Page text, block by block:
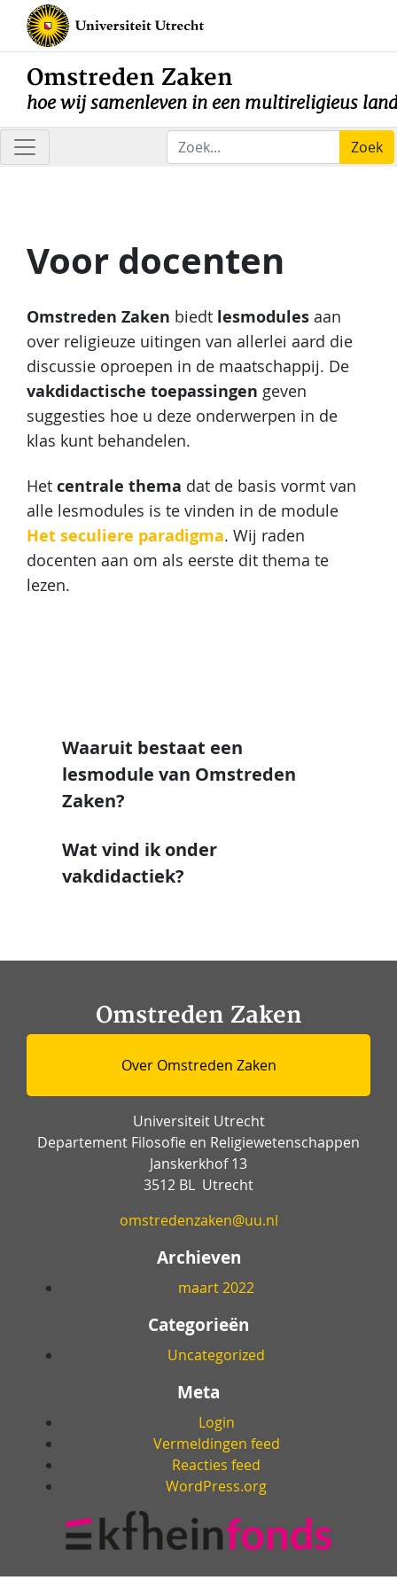
Omstreden Zaken
hoe wij samenleven in een multireligieus
Zoek
Voor docenten
Omstreden Zaken biedt lesmodules aan
over religieuze uitingen van allerlei aard die
discussie oproepen in de maatschappij. De
vakdidactische toepassingen geven
suggesties hoe u deze onderwerpen in de
klas kunt behandelen.
Het centrale thema dat de basis vormt van
alle lesmodules is te vinden in de module
Het seculiere paradigma. Wij raden
docenten aan om als eerste dit thema te
lezen.
Waaruit bestaat een
lesmodule van Omstreden
Zaken?
Wat vind ik onder
vakdidactiek?
Omstreden Zaken
Over Omstreden Zaken
Universiteit Utrecht
Departement Filosofie en Religiewetenschappen
Janskerkhof 13
3512 BL Utrecht
omstredenzaken@uu.nl
Archieven
maart 2022
Categorieën
Uncategorized
Meta
Login
Vermeldingen feed
Reacties feed
WordPress.org